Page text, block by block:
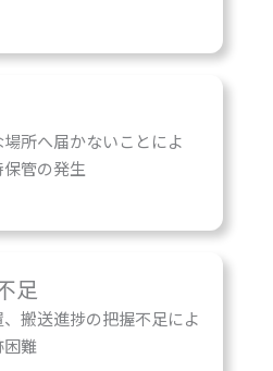
所へ届かないことによ
管の発生
足
搬送進捗の把握不足によ
難